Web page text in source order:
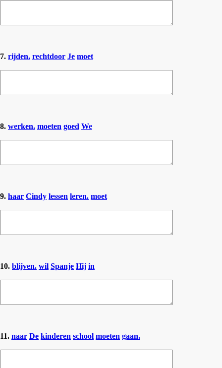
7. rijden. rechtdoor Je moet
8. werken. moeten goed We
9. haar Cindy lessen leren. moet
10. blijven. wil Spanje Hij in
11. naar De kinderen school moeten gaan.